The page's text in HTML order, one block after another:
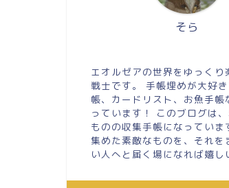
そら
エオルゼアの世界をゆっくり
戦士です。 手帳埋めが大好
帳、カードリスト、お魚手帳
っています！ このブログは
ものの収集手帳になっていま
集めた素敵なものを、それを
い人へと届く場になれば嬉し